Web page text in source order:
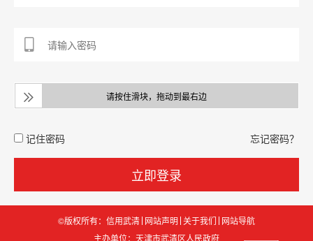
请按住滑块，拖动到最右边
记住密码 忘记密码？
立即登录
©版权所有：信用武清 网站声明 关于我们 网站导航
主办单位：天津市武清区人民政府